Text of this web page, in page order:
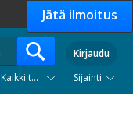
Jätä ilmoitus
Kirjaudu
Kaikki tuoteryhmät Sijainti